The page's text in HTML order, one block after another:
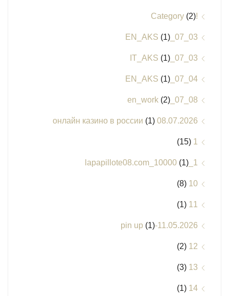
!Category
(2)
03_07_EN_AKS
(1)
03_07_IT_AKS
(1)
04_07_EN_AKS
(1)
08_07_en_work
(2)
08.07.2026 онлайн казино в россии
(1)
1
(15)
1_lapapillote08.com_10000
(1)
10
(8)
11
(1)
11.05.2026-pin up
(1)
12
(2)
13
(3)
14
(1)